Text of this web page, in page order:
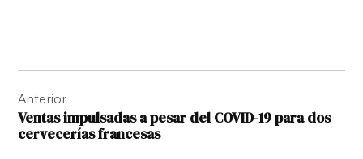
de
entradas
Anterior
Ventas impulsadas a pesar del COVID-19 para dos
cervecerías francesas